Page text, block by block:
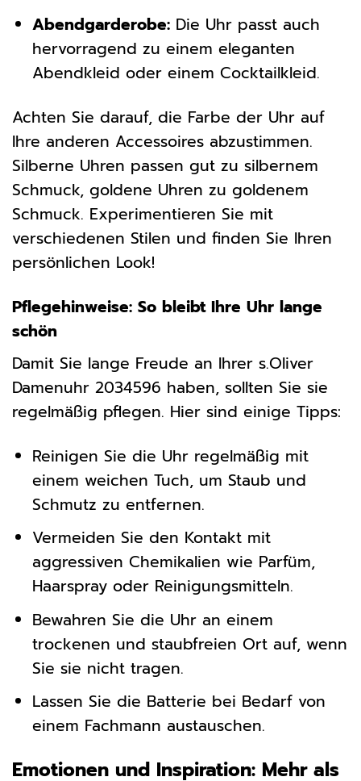
Abendgarderobe:Die Uhr passt auch
hervorragend zu einem eleganten
Abendkleid oder einem Cocktailkleid.
Achten Sie darauf, die Farbe der Uhr auf
Ihre anderen Accessoires abzustimmen.
Silberne Uhren passen gut zu silbernem
Schmuck, goldene Uhren zu goldenem
Schmuck. Experimentieren Sie mit
verschiedenen Stilen und finden Sie Ihren
persönlichen Look!
Pflegehinweise: So bleibt Ihre Uhr lange
schön
Damit Sie lange Freude an Ihrer s.Oliver
Damenuhr 2034596 haben, sollten Sie sie
regelmäßig pflegen. Hier sind einige Tipps:
Reinigen Sie die Uhr regelmäßig mit
einem weichen Tuch, um Staub und
Schmutz zu entfernen.
Vermeiden Sie den Kontakt mit
aggressiven Chemikalien wie Parfüm,
Haarspray oder Reinigungsmitteln.
Bewahren Sie die Uhr an einem
trockenen und staubfreien Ort auf, wenn
Sie sie nicht tragen.
Lassen Sie die Batterie bei Bedarf von
einem Fachmann austauschen.
Emotionen und Inspiration: Mehr als